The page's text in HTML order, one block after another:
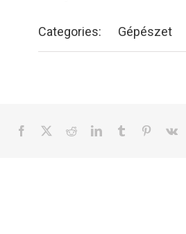
Categories: Gépészet
Facebook RedditLinkedInTumblr Pinterest
Vk